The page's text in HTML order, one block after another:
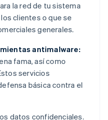
la red de tu sistema
clientes o que se
generales.
antimalware:
fama, así como
servicios
básica contra el
datos confidenciales.